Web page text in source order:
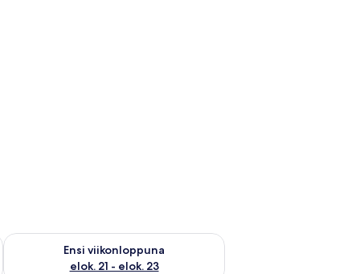
14 - elok. 16
Ensi viikonloppuna
elok. 21 - elok. 23
Tarkista ensi viikonlopun saatavuus elok. 21 - elok. 23